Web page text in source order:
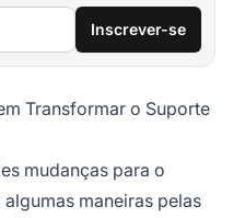
Inscrever-se
Transformar o Suporte
mudanças para o
maneiras pelas